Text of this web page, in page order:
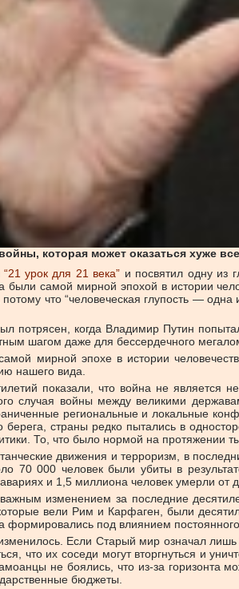
которая может оказаться
“21 урок для 21 века” и посвятил одну из
были самой мирной эпохой в истории
что “человеческая глупость —
когда Владимир Путин
шагом даже для бессердечного
мирной эпохе в истории
нашего вида.
показали, что война не
войны между великими
региональные и локальные
страны редко пытались в
То, что было нормой на протяжении
движения и терроризм, в
70 000 человек были убиты в
и 1,5 миллиона человек умерли от
изменением за последние
вели Рим и Карфаген, были
формировались под влиянием
Если Старый мир означал
что их соседи могут вторгнуться и
не боялись, что из-за
бюджеты.